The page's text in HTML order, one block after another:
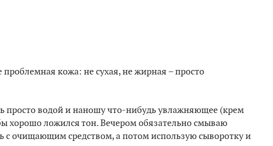
кожа: не сухая, не жирная – просто
просто водой и наношу что-нибудь увлажняющее (крем
хорошо ложился тон. Вечером обязательно смываю
с очищающим средством, а потом использую сыворотку и